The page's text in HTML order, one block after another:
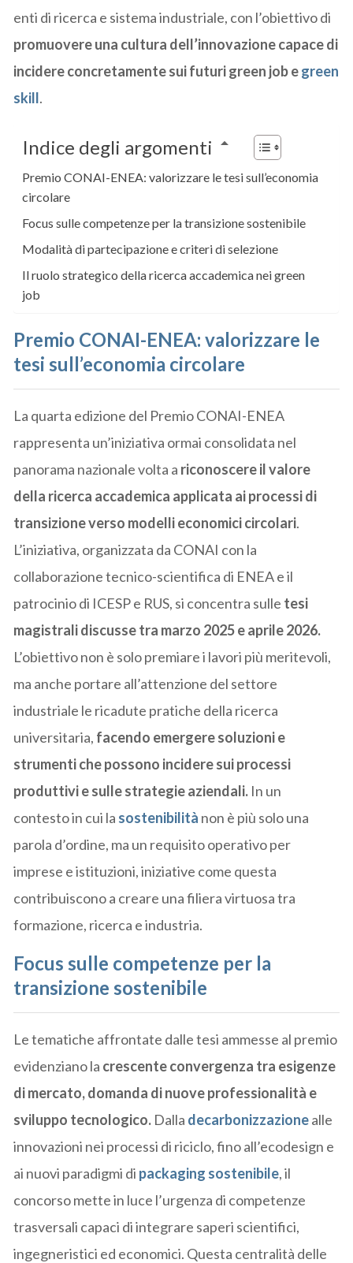
enti di ricerca e sistema industriale, con l’obiettivo di
promuovere una cultura dell’innovazione capace di
incidere concretamente sui futuri green job egreen
skill.
Indice degli argomenti
Premio CONAI-ENEA: valorizzare le tesi sull’economia
circolare
Focus sulle competenze per la transizione sostenibile
Modalità di partecipazione e criteri di selezione
Il ruolo strategico della ricerca accademica nei green
job
Premio CONAI-ENEA: valorizzare le
tesi sull’economia circolare
La quarta edizione del Premio CONAI-ENEA
rappresenta un’iniziativa ormai consolidata nel
panorama nazionale volta a riconoscere il valore
della ricerca accademica applicata ai processi di
transizione verso modelli economici circolari.
L’iniziativa, organizzata da CONAI con la
collaborazione tecnico-scientifica di ENEA e il
patrocinio di ICESP e RUS, si concentra sulle tesi
magistrali discusse tra marzo 2025 e aprile 2026.
L’obiettivo non è solo premiare i lavori più meritevoli,
ma anche portare all’attenzione del settore
industriale le ricadute pratiche della ricerca
universitaria, facendo emergere soluzioni e
strumenti che possono incidere sui processi
produttivi e sulle strategie aziendali. In un
contesto in cui la sostenibilità non è più solo una
parola d’ordine, ma un requisito operativo per
imprese e istituzioni, iniziative come questa
contribuiscono a creare una filiera virtuosa tra
formazione, ricerca e industria.
Focus sulle competenze per la
transizione sostenibile
Le tematiche affrontate dalle tesi ammesse al premio
evidenziano la crescente convergenza tra esigenze
di mercato, domanda di nuove professionalità e
sviluppo tecnologico. Dalla decarbonizzazionealle
innovazioni nei processi di riciclo, fino all’ecodesign e
ai nuovi paradigmi di packaging sostenibile, il
concorso mette in luce l’urgenza di competenze
trasversali capaci di integrare saperi scientifici,
ingegneristici ed economici. Questa centralità delle